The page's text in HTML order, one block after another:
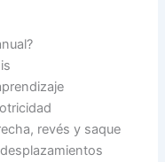
revés y saque